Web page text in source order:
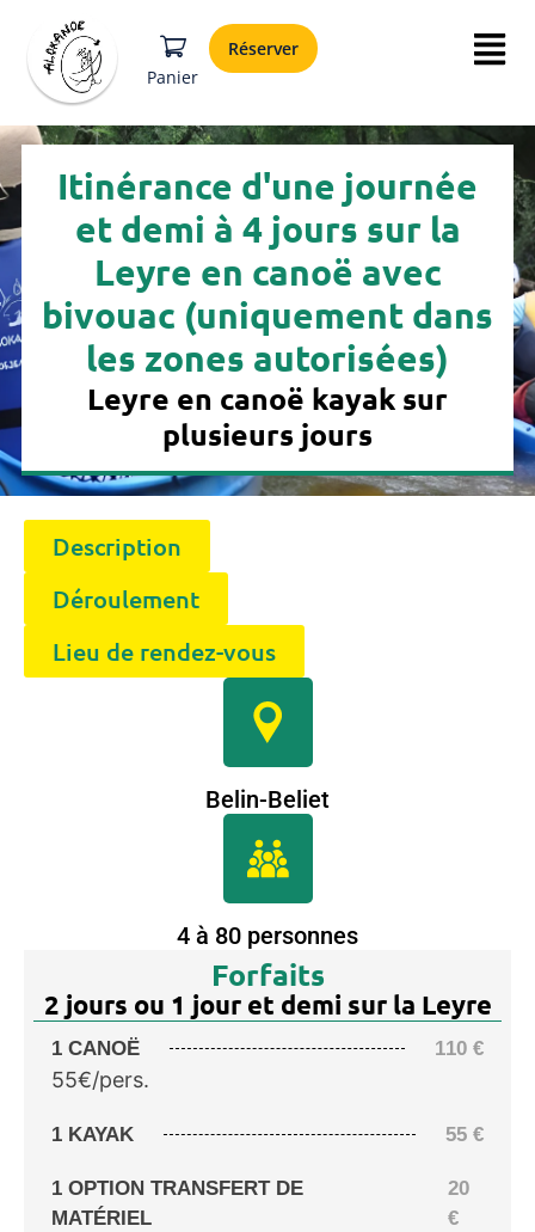
Panier
Réserver
Itinérance d'une journée
et demi à 4 jours sur la
Leyre en canoë avec
bivouac (uniquement dans
les zones autorisées)
Leyre en canoë kayak sur
plusieurs jours
Description
Déroulement
Lieu de rendez-vous
Belin-Beliet
4 à 80 personnes
Forfaits
2 jours ou 1 jour et demi sur la Leyre
1 CANOË 110 €
55€/pers.
1 KAYAK 55 €
1 OPTION TRANSFERT DE
MATÉRIEL
20
€